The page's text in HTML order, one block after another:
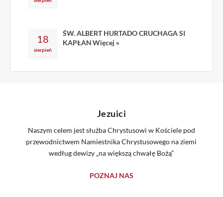
18
sierpień
ŚW. ALBERT HURTADO CRUCHAGA SI
KAPŁAN Więcej »
Jezuici
Naszym celem jest służba Chrystusowi w Kościele pod
przewodnictwem Namiestnika Chrystusowego na ziemi
według dewizy „na większą chwałę Bożą”
POZNAJ NAS